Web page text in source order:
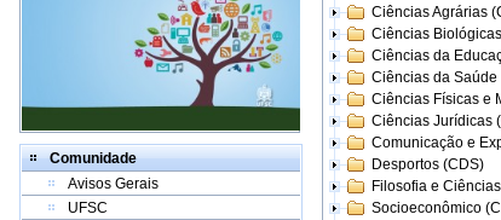
Comunidade
Avisos Gerais
UFSC
Ciências Agrárias
Ciências
Ciências da
Ciências da Saúde
Ciências Físicas e
Ciências Jurídicas
Comunicação e
Desportos (CDS)
Filosofia e
Socioeconômico